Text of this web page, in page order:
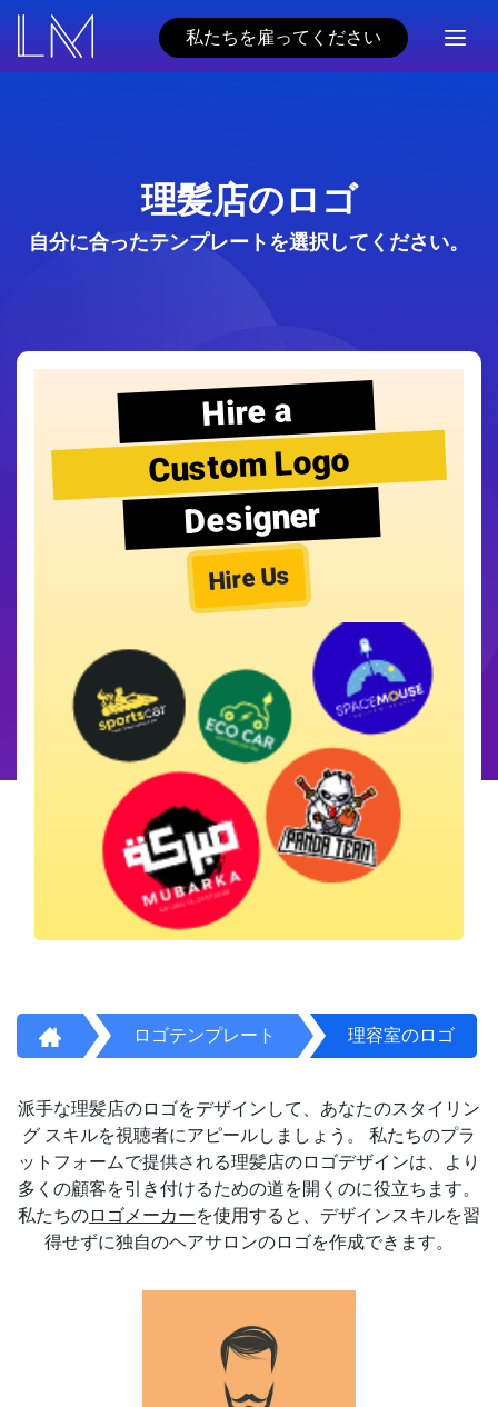
私たちを雇ってください
理髪店のロゴ
自分に合ったテンプレートを選択してください。
Hire a
Custom Logo
Designer
Hire Us
ロゴテンプレート 理容室のロゴ
派手な理髪店のロゴをデザインして、あなたのスタイリン
グ スキルを視聴者にアピールしましょう。 私たちのプラ
ットフォームで提供される理髪店のロゴデザインは、より
多くの顧客を引き付けるための道を開くのに役立ちます。
私たちのロゴメーカーを使用すると、デザインスキルを習
得せずに独自のヘアサロンのロゴを作成できます。